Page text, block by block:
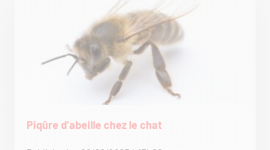
Piqûre d’abeille chez le chat